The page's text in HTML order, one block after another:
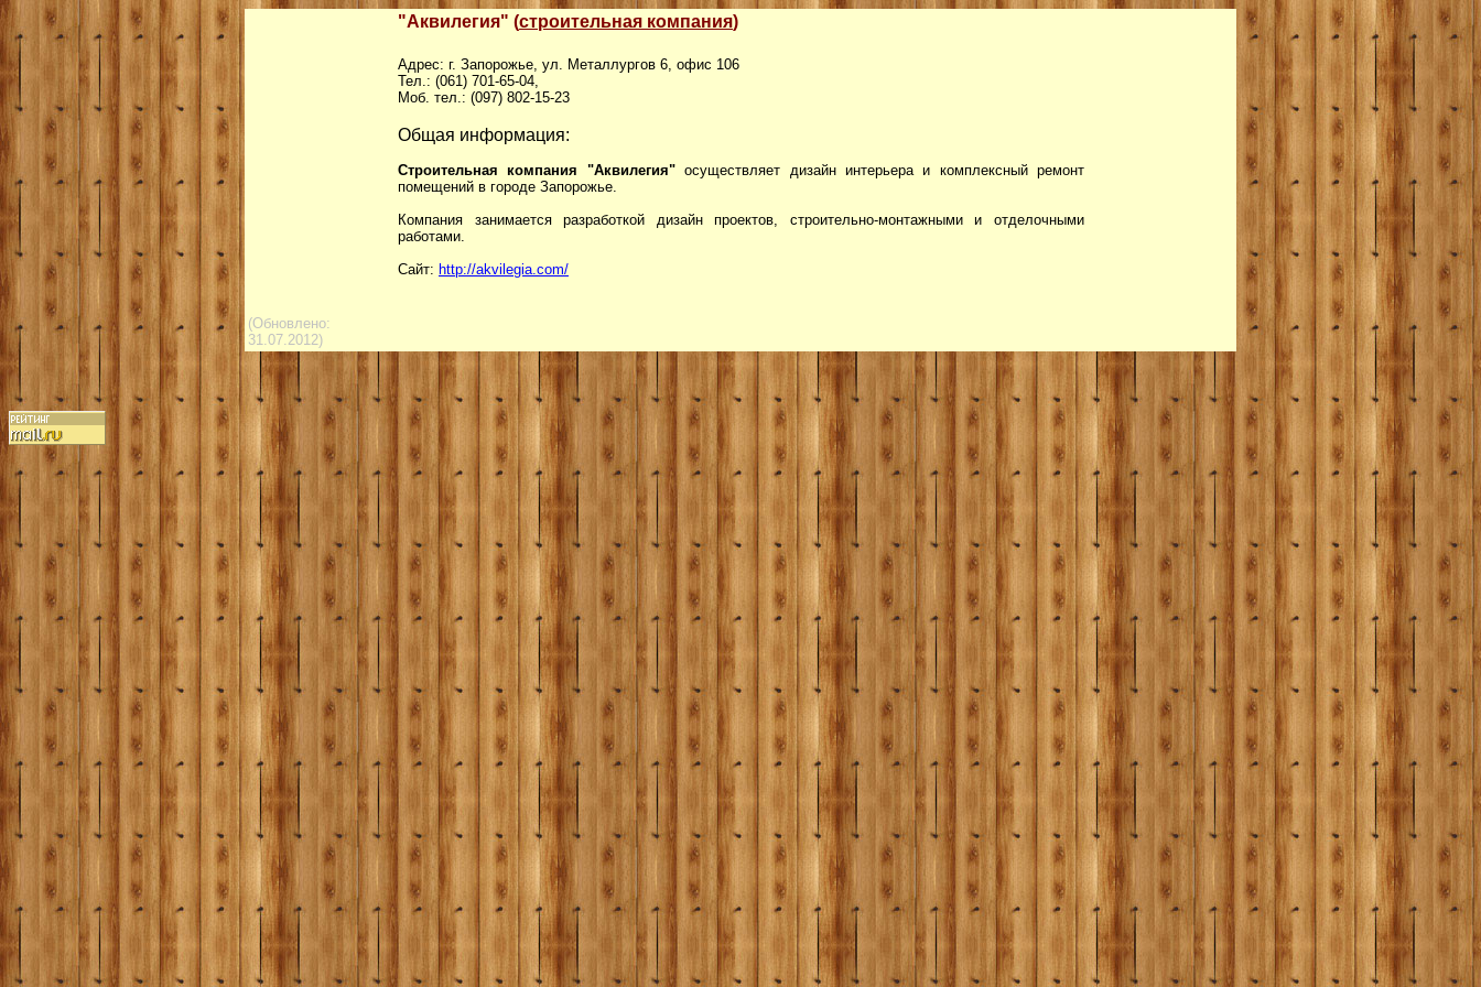
"Аквилегия" (строительная компания)
Адрес: г. Запорожье, ул. Металлургов 6, офис 106
Тел.: (061) 701-65-04,
Моб. тел.: (097) 802-15-23
Общая информация:
Строительная компания "Аквилегия"осуществляет дизайн интерьера и комплексный ремонт
помещений в городе Запорожье.
Компания занимается разработкой дизайн проектов, строительно-монтажными и отделочными
работами.
Сайт: http://akvilegia.com/
(Обновлено:
31.07.2012)